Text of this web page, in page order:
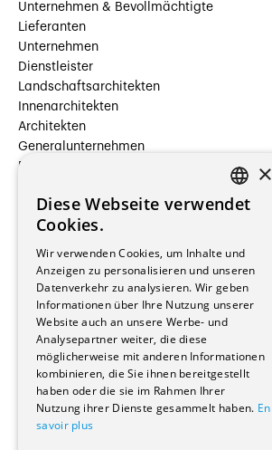
Unternehmen & Bevollmächtigte
Lieferanten
Unternehmen
Dienstleister
Landschaftsarchitekten
Innenarchitekten
Architekten
Generalunternehmen
Beauftragte Unternehmen
Hersteller/Lieferanten
Bauherrschaften
Immobilienverwaltungsgesellschaften
Stockwerkeigentum
Reportagen
Wohnungen
Renovierungen
Innere Umbauten
Gastgewerbe und Tourismus
Verwaltungsgebäude und Geschäfte
Schuleinrichtungen
Medizinische Einrichtungen
FRENCH
×
Diese Webseite verwendet
Cookies.
Wir verwenden Cookies, um Inhalte und
Anzeigen zu personalisieren und unseren
Datenverkehr zu analysieren. Wir geben
Informationen über Ihre Nutzung unserer
Website auch an unsere Werbe- und
Analysepartner weiter, die diese
möglicherweise mit anderen Informationen
kombinieren, die Sie ihnen bereitgestellt
haben oder die sie im Rahmen Ihrer
Nutzung ihrer Dienste gesammelt haben. En
savoir plus